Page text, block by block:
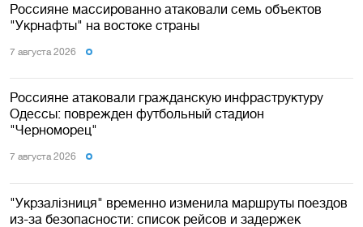
Россияне массированно атаковали семь объектов
"Укрнафты" на востоке страны
7 августа 2026
Россияне атаковали гражданскую инфраструктуру
Одессы: поврежден футбольный стадион
"Черноморец"
7 августа 2026
"Укрзалізниця" временно изменила маршруты поездов
из-за безопасности: список рейсов и задержек